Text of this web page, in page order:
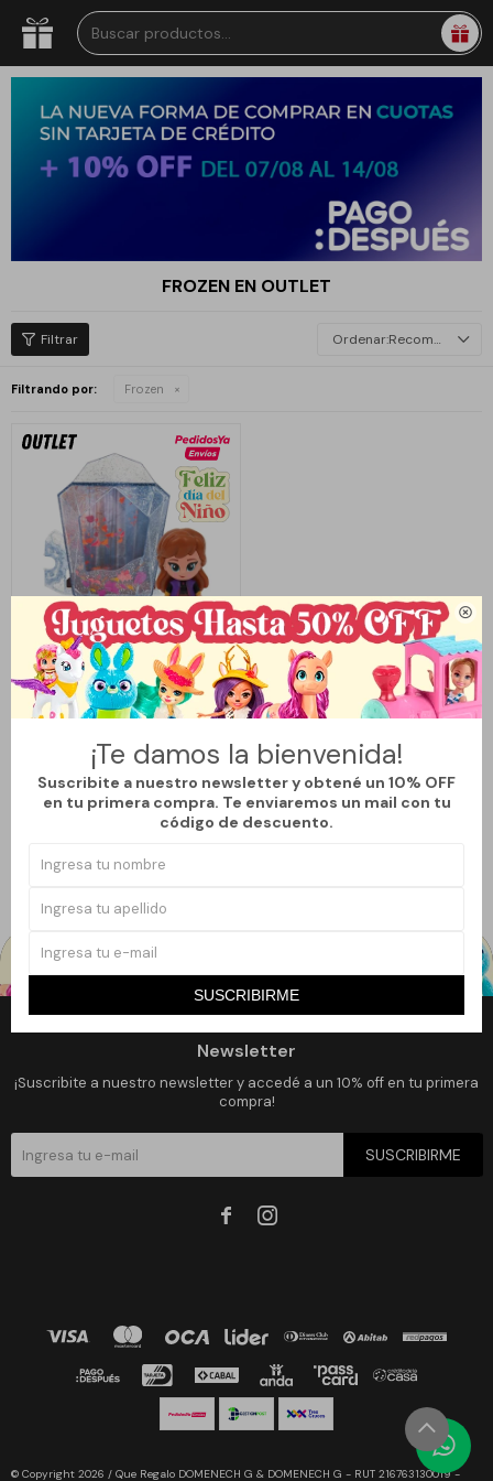

¡Te damos la bienvenida!
Suscribite a nuestro newsletter y obtené un 10% OFF
en tu primera compra. Te enviaremos un mail con tu
código de descuento.
SUSCRIBIRME
FROZEN EN OUTLET
Recomendados
Filtrando por: Frozen
LlegaMAÑANA
SET FROZEN 2 - ANNA WHISPER
995 $ 1.990
50
Newsletter
¡Suscribite a nuestro newsletter y accedé a un 10% off en tu primera
compra!
SUSCRIBIRME
 
© Copyright 2026 / Que Regalo DOMENECH G & DOMENECH G - RUT 216763130019 -